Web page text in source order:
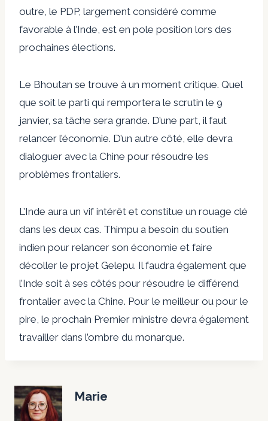
outre, le PDP, largement considéré comme
favorable à l’Inde, est en pole position lors des
prochaines élections.
Le Bhoutan se trouve à un moment critique. Quel
que soit le parti qui remportera le scrutin le 9
janvier, sa tâche sera grande. D’une part, il faut
relancer l’économie. D’un autre côté, elle devra
dialoguer avec la Chine pour résoudre les
problèmes frontaliers.
L’Inde aura un vif intérêt et constitue un rouage clé
dans les deux cas. Thimpu a besoin du soutien
indien pour relancer son économie et faire
décoller le projet Gelepu. Il faudra également que
l’Inde soit à ses côtés pour résoudre le différend
frontalier avec la Chine. Pour le meilleur ou pour le
pire, le prochain Premier ministre devra également
travailler dans l’ombre du monarque.
Marie